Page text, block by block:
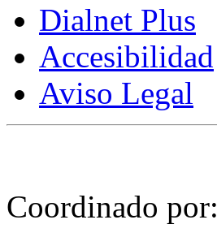
Dialnet Plus
Accesibilidad
Aviso Legal
Coordinado por: